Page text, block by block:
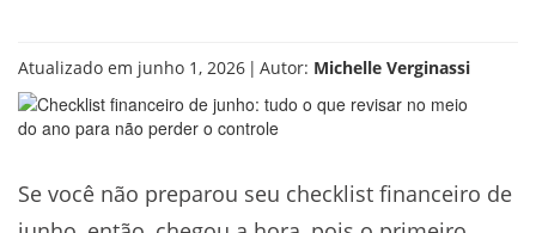
Atualizado em junho 1, 2026 | Autor: Michelle Verginassi
Se você não preparou seu checklist financeiro de